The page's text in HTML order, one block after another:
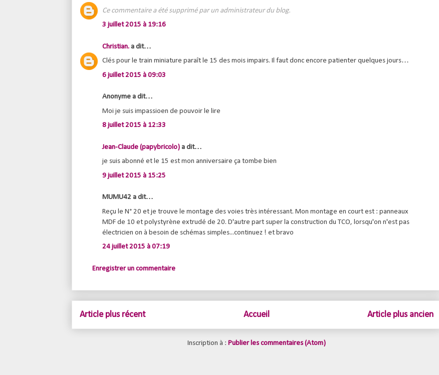
Ce commentaire a été supprimé par un administrateur du blog.
3 juillet 2015 à 19:16
Christian. a dit…
Clés pour le train miniature paraît le 15 des mois impairs. Il faut donc encore patienter quelques jours…
6 juillet 2015 à 09:03
Anonyme a dit…
Moi je suis impassioen de pouvoir le lire
8 juillet 2015 à 12:33
Jean-Claude (papybricolo) a dit…
je suis abonné et le 15 est mon anniversaire ça tombe bien
9 juillet 2015 à 15:25
MUMU42 a dit…
Reçu le N° 20 et je trouve le montage des voies très intéressant. Mon montage en court est : panneaux
MDF de 10 et polystyrène extrudé de 20. D'autre part super la construction du TCO, lorsqu'on n'est pas
électricien on à besoin de schémas simples...continuez ! et bravo
24 juillet 2015 à 07:19
Enregistrer un commentaire
Article plus récent Article plus ancien
Accueil
Inscription à : Publier les commentaires (Atom)